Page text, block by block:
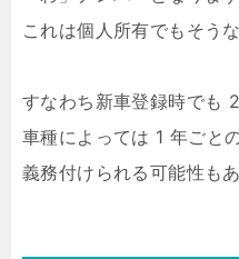
これは個人所有でもそう
すなわち新車登録時でも
車種によっては 1 年ごと
義務付けられる可能性もあ